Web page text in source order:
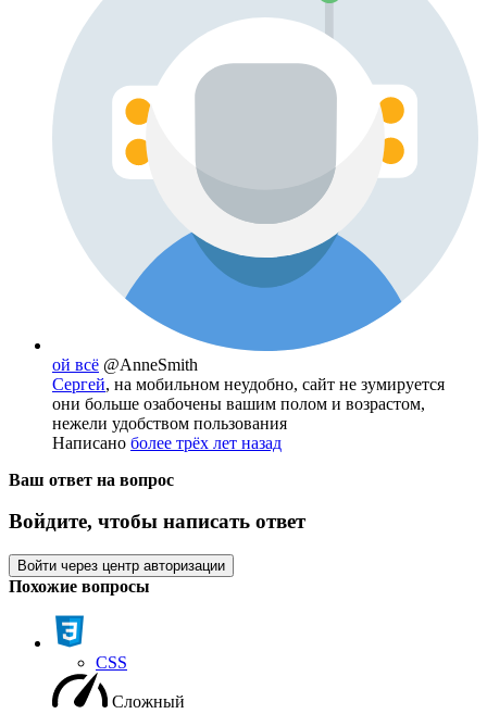
ой всё @AnneSmith
Сергей, на мобильном неудобно, сайт не зумируется
они больше озабочены вашим полом и возрастом,
нежели удобством пользования
Написано более трёх лет назад
Ваш ответ на вопрос
Войдите, чтобы написать ответ
Войти через центр авторизации
Похожие вопросы
CSS
Сложный